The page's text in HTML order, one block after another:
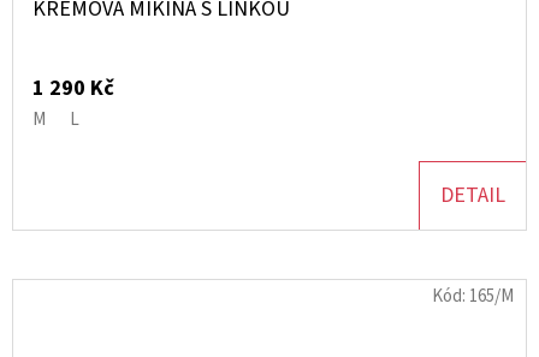
KRÉMOVÁ MIKINA S LINKOU
1 290 Kč
M L
DETAIL
Kód: 165/M